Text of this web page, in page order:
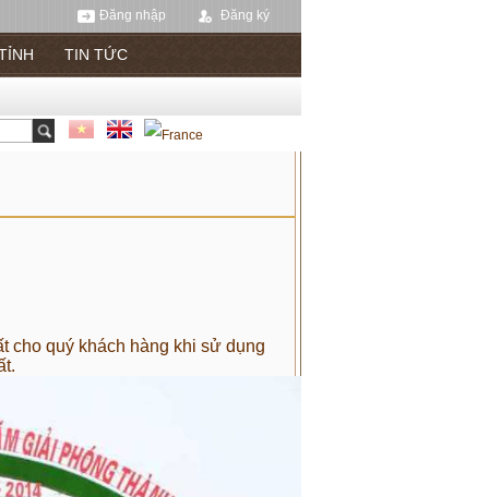
Đăng nhập Đăng ký
TIN TỨC
cho quý khách hàng khi sử dụng